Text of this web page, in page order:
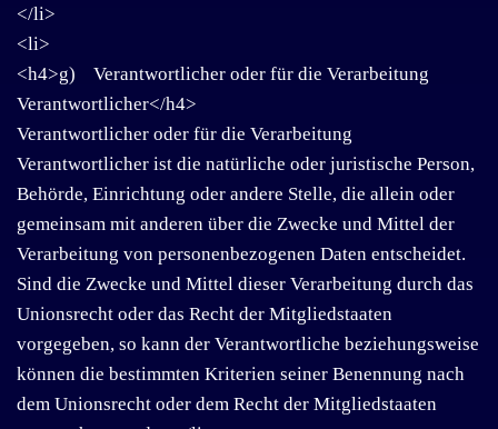
</li>
<li>
<h4>g) Verantwortlicher oder für die Verarbeitung
Verantwortlicher</h4>
Verantwortlicher oder für die Verarbeitung
Verantwortlicher ist die natürliche oder juristische Person,
Behörde, Einrichtung oder andere Stelle, die allein oder
gemeinsam mit anderen über die Zwecke und Mittel der
Verarbeitung von personenbezogenen Daten entscheidet.
Sind die Zwecke und Mittel dieser Verarbeitung durch das
Unionsrecht oder das Recht der Mitgliedstaaten
vorgegeben, so kann der Verantwortliche beziehungsweise
können die bestimmten Kriterien seiner Benennung nach
dem Unionsrecht oder dem Recht der Mitgliedstaaten